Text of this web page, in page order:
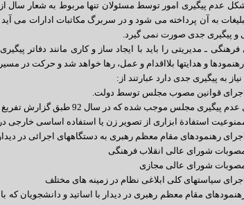
عدم پیگیری امور توسط مسئولان تنها مربوط به شعار
تبلیغات به آن پرداخته می شود و در سربرگ مکاتبات ادارات
و پیگیری جدی صورت نمی گیرد.
فرهنگی ـ مدیریتی را باید با ایجاد ساز و کاری مانند دفاتر
و هدایتها بلااقدام و عمل، رها خواهد شد و حرکت در
به پیگیری جدی دارد عبارتند از:
موجب شده که در سال 92 طبق گزارش تفریغ بودجه 65% احکام بودجه توسط دولت یازدهم اجرا نشود.
استفادة ابزاری از تصویر زن یا استفاده اساسی خارجی در
رهنمودهای مقام معظم رهبری در دیدار با اساتید و